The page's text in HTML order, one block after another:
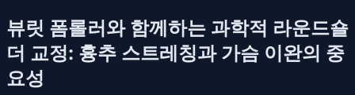
뷰릿 폼롤러와 함께하는 과학적 라운드숄
더 교정: 흉추 스트레칭과 가슴 이완의 중
요성